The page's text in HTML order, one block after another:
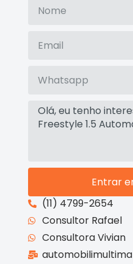
Entrar
(11) 4799-2654
Consultor Rafael
Consultora Vivian